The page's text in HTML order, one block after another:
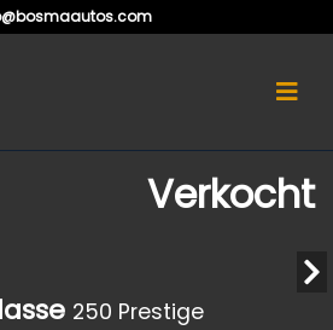
Verkocht
250 Prestige